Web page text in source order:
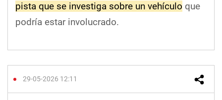
pista que se investiga sobre un vehículo que
podría estar involucrado.
29-05-2026 12:11